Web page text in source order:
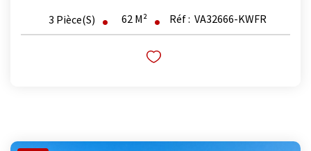
3 Pièce(s) 62 M² Réf : VA32666-KWFR